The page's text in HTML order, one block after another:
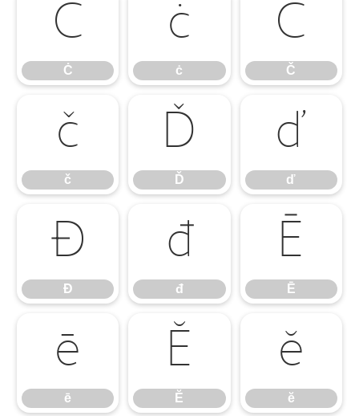
Ċ
Ċ
ċ
ċ
Č
Č
č
č
Ď
Ď
ď
ď
Đ
Đ
đ
đ
Ē
Ē
ē
ē
Ĕ
Ĕ
ĕ
ĕ